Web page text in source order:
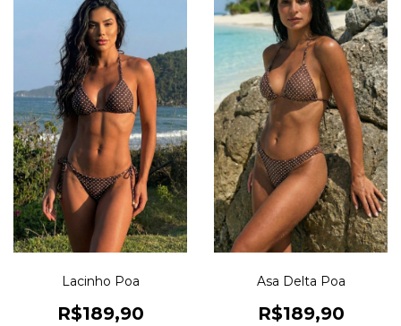
Lacinho Poa
R$189,90
Asa Delta Poa
R$189,90